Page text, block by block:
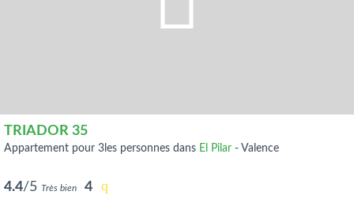
TRIADOR 35
appartement pour 3les personnes dans El Pilar - Valence
4.4/5 Très bien 4